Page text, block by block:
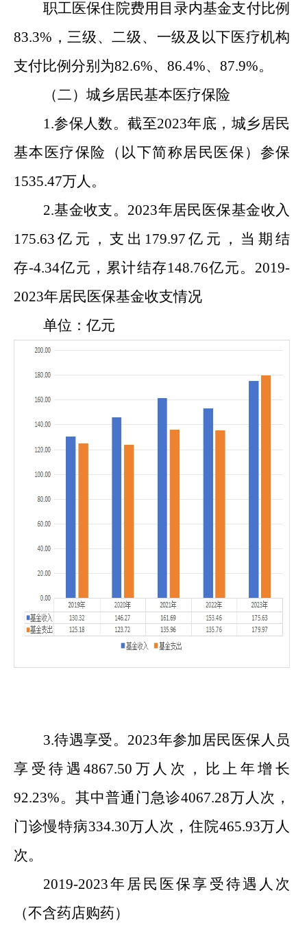
职工医保住院费用目录内基金支付比例
83.3%，三级、二级、一级及以下医疗机构
支付比例分别为82.6%、 86.4%、 87.9%。
（二）城乡居民基本医疗保险
1.参保人数。截至2023年底，城乡居民
基本医疗保险（以下简称居民医保）参保
1535.47万人。
2.基金收支。2023年居民医保基金收入
175.63亿元，支出179.97亿元，当期结
存-4.34亿元，累计结存148.76亿元。2019-
2023年居民医保基金收支情况
单位：亿元
3.待遇享受。2023年参加居民医保人员
享受待遇4867.50万 人次，比上年增长
92.23%。其中普通门急诊4067.28万人次，
门诊慢特病334.30万人次，住院465.93万人
次。
2019-2023年居民医保享受待遇人次
（不含药店购药）